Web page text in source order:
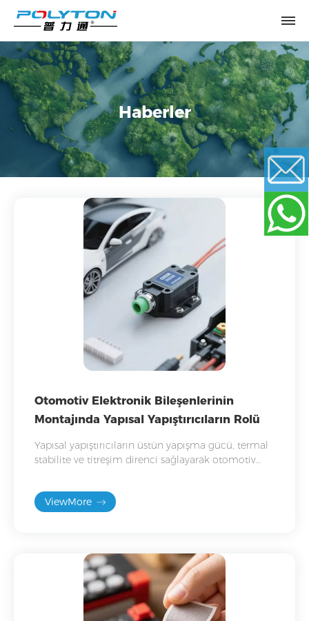
Haberler
Otomotiv Elektronik Bileşenlerinin
Montajında ​​Yapısal Yapıştırıcıların Rolü
Yapısal yapıştırıcıların üstün yapışma gücü, termal
stabilite ve titreşim direnci sağlayarak otomotiv
keşfedin.
ViewMore
Email